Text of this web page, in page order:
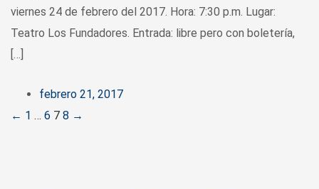
viernes 24 de febrero del 2017. Hora: 7:30 p.m. Lugar:
Teatro Los Fundadores. Entrada: libre pero con boletería,
[…]
febrero 21, 2017
Posts
← 1 … 6 7 8 →